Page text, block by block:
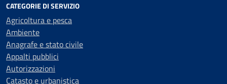
CATEGORIE DI SERVIZIO
Agricoltura e pesca
Ambiente
Anagrafe e stato civile
Appalti pubblici
Autorizzazioni
Catasto e urbanistica